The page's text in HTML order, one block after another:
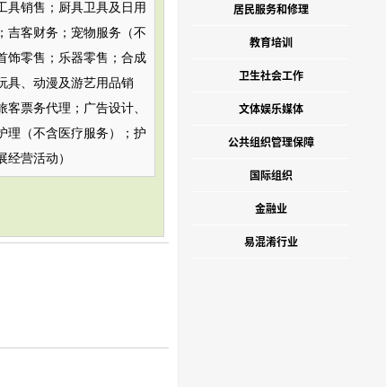
具销售；厨具卫具及日用
吉客财务；宠物服务（不
饰零售；乐器零售；合成
具、动漫及游艺用品销
票务代理；广告设计、
理（不含医疗服务）；护
营活动）
居民服务和修理
教育培训
卫生社会工作
文体娱乐媒体
公共组织管理保障
国际组织
金融业
易混淆行业